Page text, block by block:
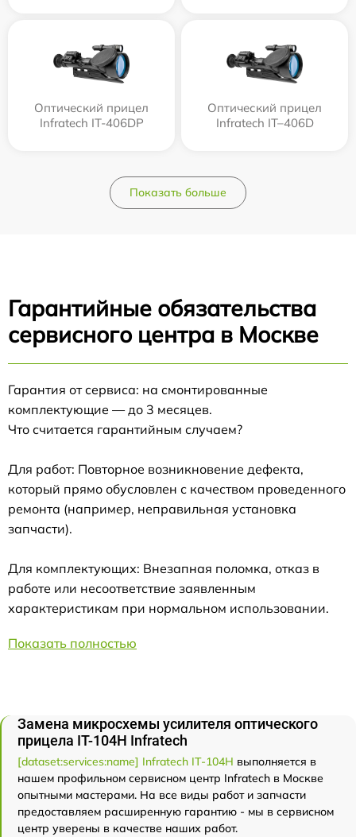
Оптический прицел
Infratech IT-406DP
Оптический прицел
Infratech IT–406D
Показать больше
Гарантийные обязательства
сервисного центра в Москве
Гарантия от сервиса: на смонтированные
комплектующие — до 3 месяцев.
Что считается гарантийным случаем?
Для работ: Повторное возникновение дефекта,
который прямо обусловлен с качеством проведенного
ремонта (например, неправильная установка
запчасти).
Для комплектующих: Внезапная поломка, отказ в
работе или несоответствие заявленным
характеристикам при нормальном использовании.
Показать полностью
Замена микросхемы усилителя оптического
прицела IT-104H Infratech
[dataset:services:name] Infratech IT-104H выполняется в
нашем профильном сервисном центр Infratech в Москве
опытными мастерами. На все виды работ и запчасти
предоставляем расширенную гарантию - мы в сервисном
центр уверены в качестве наших работ.